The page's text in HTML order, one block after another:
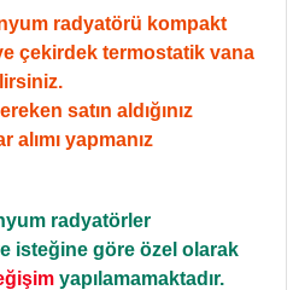
radyatörü kompakt
çekirdek termostatik vana
satın aldığınız
yapmanız
radyatörler
isteğine göre özel olarak
yapılamamaktadır.